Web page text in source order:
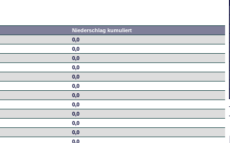
Niederschlag kumuliert
0,0
0,0
0,0
0,0
0,0
0,0
0,0
0,0
0,0
0,0
0,0
0,0